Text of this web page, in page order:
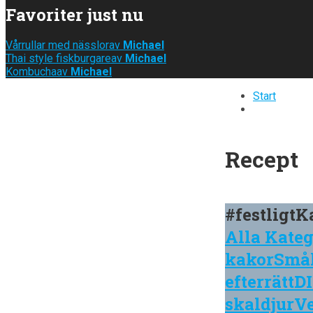
Favoriter just nu
Vårrullar med nässlorav Michael
Thai style fiskburgareav Michael
Kombuchaav Michael
Start
Recept
#festligt
Alla
kakor
efterrätt
skaldjur